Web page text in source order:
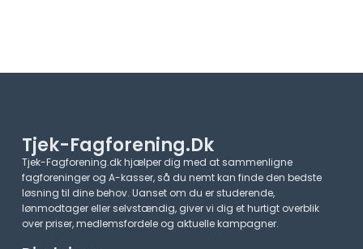
Tjek-Fagforening.dk
Tjek-Fagforening.dk hjælper dig med at sammenligne
fagforeninger og A-kasser, så du nemt kan finde den bedste
løsning til dine behov. Uanset om du er studerende,
lønmodtager eller selvstændig, giver vi dig et hurtigt overblik
over priser, medlemsfordele og aktuelle kampagner.​